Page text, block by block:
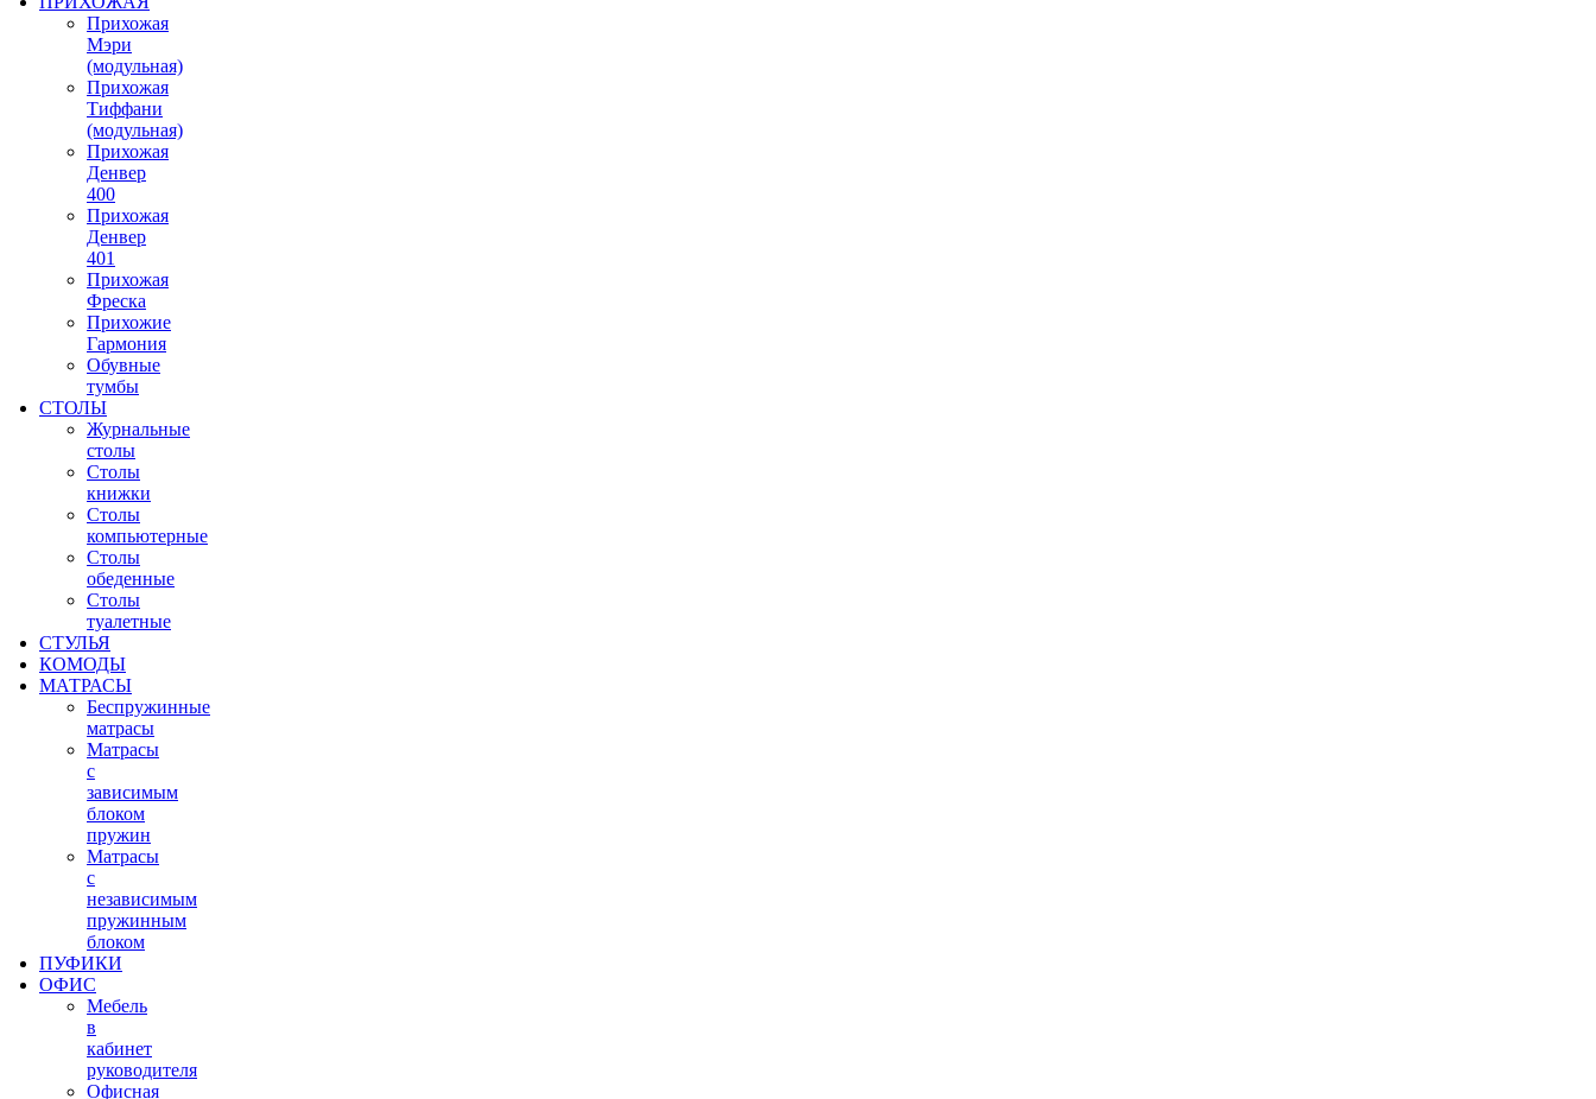
Прихожая
Мэри
(модульная)
Прихожая
Тиффани
(модульная)
Прихожая
Денвер
400
Прихожая
Денвер
401
Прихожая
Фреска
Прихожие
Гармония
Обувные
тумбы
СТОЛЫ
Журнальные
столы
Столы
книжки
Столы
компьютерные
Столы
обеденные
Столы
туалетные
СТУЛЬЯ
КОМОДЫ
МАТРАСЫ
Беспружинные
матрасы
Матрасы
с
зависимым
блоком
пружин
Матрасы
с
независимым
пружинным
блоком
ПУФИКИ
ОФИС
Мебель
в
кабинет
руководителя
Офисная